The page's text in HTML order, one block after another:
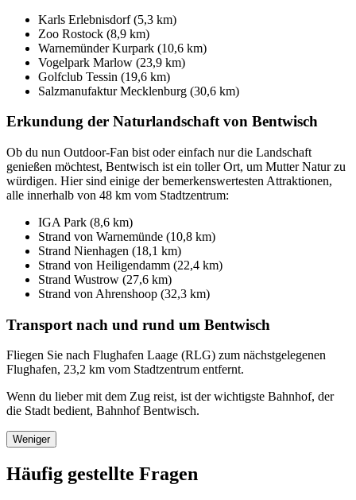
Karls Erlebnisdorf (5,3 km)
Zoo Rostock (8,9 km)
Warnemünder Kurpark (10,6 km)
Vogelpark Marlow (23,9 km)
Golfclub Tessin (19,6 km)
Salzmanufaktur Mecklenburg (30,6 km)
Erkundung der Naturlandschaft von Bentwisch
Ob du nun Outdoor-Fan bist oder einfach nur die Landschaft
genießen möchtest, Bentwisch ist ein toller Ort, um Mutter Natur zu
würdigen. Hier sind einige der bemerkenswertesten Attraktionen,
alle innerhalb von 48 km vom Stadtzentrum:
IGA Park (8,6 km)
Strand von Warnemünde (10,8 km)
Strand Nienhagen (18,1 km)
Strand von Heiligendamm (22,4 km)
Strand Wustrow (27,6 km)
Strand von Ahrenshoop (32,3 km)
Transport nach und rund um Bentwisch
Fliegen Sie nach Flughafen Laage (RLG) zum nächstgelegenen
Flughafen, 23,2 km vom Stadtzentrum entfernt.
Wenn du lieber mit dem Zug reist, ist der wichtigste Bahnhof, der
die Stadt bedient, Bahnhof Bentwisch.
Weniger
Häufig gestellte Fragen